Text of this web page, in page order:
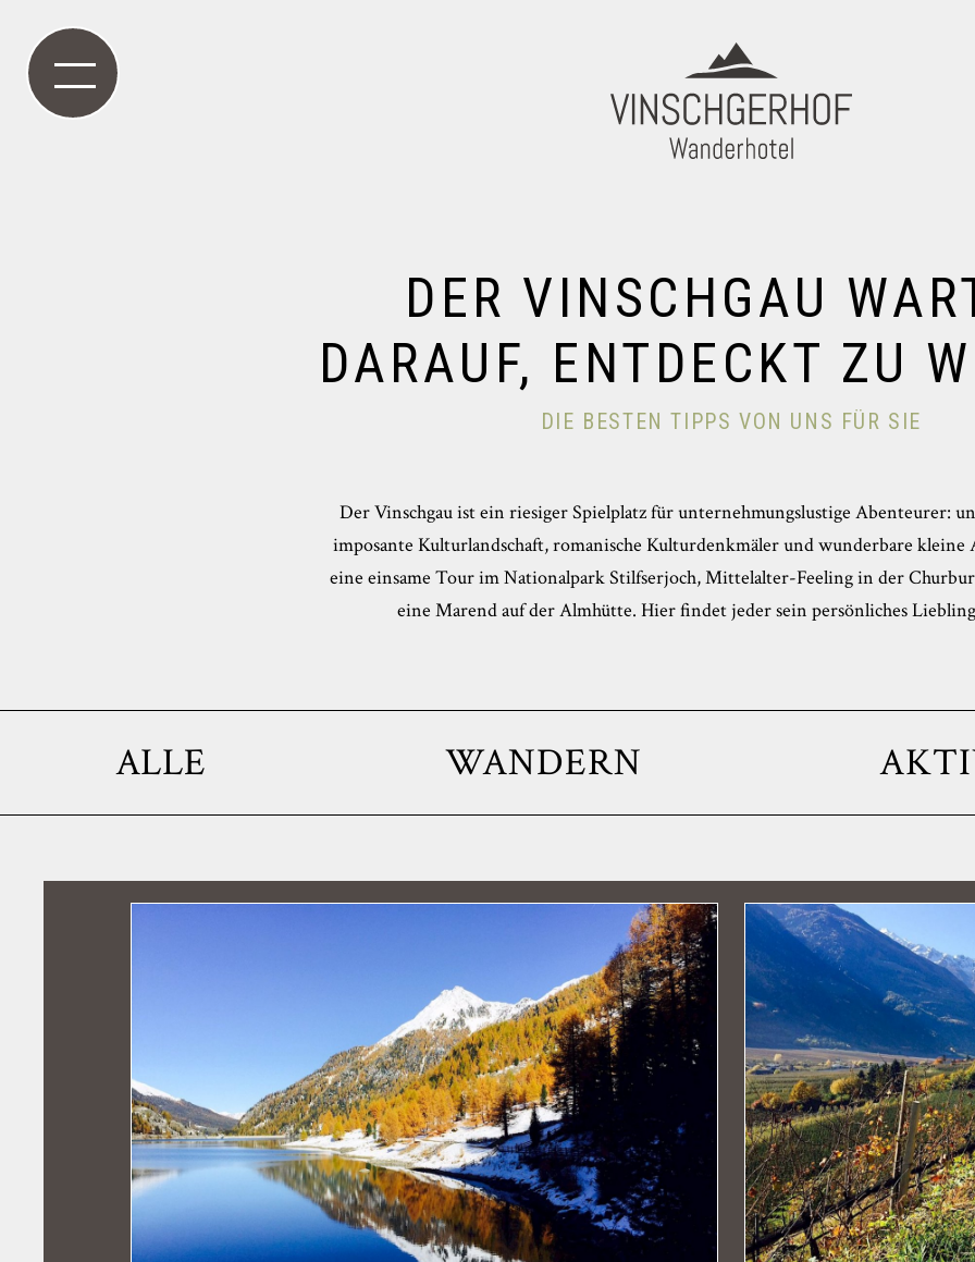
DER VINSCHGAU
DARAUF, ENTDECKT ZU
DIE BESTEN TIPPS VON UNS FÜR SIE
Der Vinschgau ist ein riesiger Spielplatz für unternehmungslustige Abenteurer:
imposante Kulturlandschaft, romanische Kulturdenkmäler und wunderbare kleine
eine einsame Tour im Nationalpark Stilfserjoch, Mittelalter-Feeling in der
eine Marend auf der Almhütte. Hier findet jeder sein persönliches
ALLE WANDERN